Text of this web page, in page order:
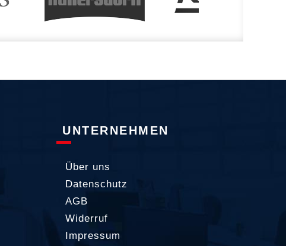
UNTERNEHMEN
Über uns
Datenschutz
AGB
Widerruf
Impressum